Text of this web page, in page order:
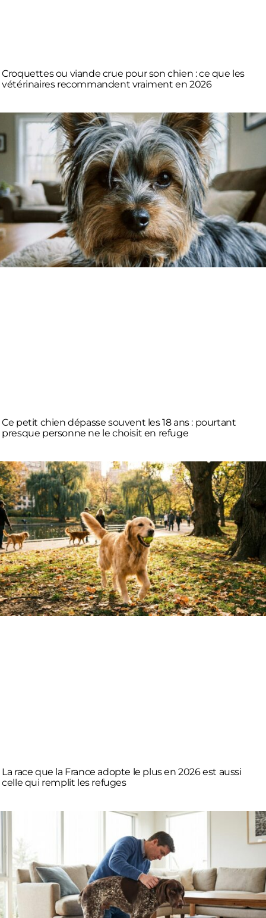
Croquettes ou viande crue pour son chien : ce que les
vétérinaires recommandent vraiment en 2026
Ce petit chien dépasse souvent les 18 ans : pourtant
presque personne ne le choisit en refuge
La race que la France adopte le plus en 2026 est aussi
celle qui remplit les refuges